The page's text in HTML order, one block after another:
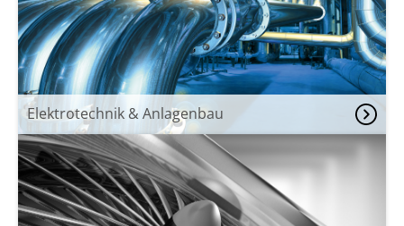
Elektrotechnik & Anlagenbau